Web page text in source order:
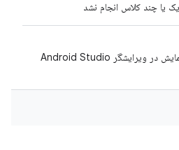
دستگاه تغییر یافته برای پیش نمایش در ویرایشگر Android Studio